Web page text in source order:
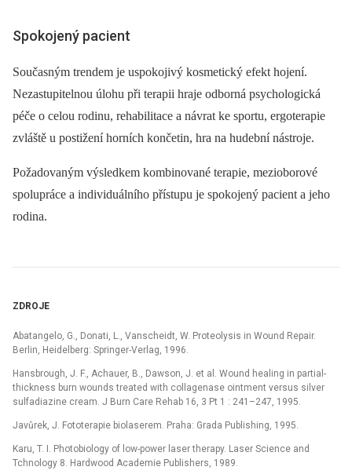
Spokojený pacient
Současným trendem je uspokojivý kosmetický efekt hojení.
Nezastupitelnou úlohu při terapii hraje odborná psychologická
péče o celou rodinu, rehabilitace a návrat ke sportu, ergoterapie
zvláště u postižení horních končetin, hra na hudební nástroje.
Požadovaným výsledkem kombinované terapie, mezioborové
spolupráce a individuálního přístupu je spokojený pacient a jeho
rodina.
ZDROJE
Abatangelo, G., Donati, L., Vanscheidt, W. Proteolysis in Wound Repair.
Berlin, Heidelberg: Springer-Verlag, 1996.
Hansbrough, J. F., Achauer, B., Dawson, J. et al. Wound healing in partial-
thickness burn wounds treated with collagenase ointment versus silver
sulfadiazine cream. J Burn Care Rehab 16, 3 Pt 1 : 241–247, 1995.
Javůrek, J. Fototerapie biolaserem. Praha: Grada Publishing, 1995.
Karu, T. I. Photobiology of low-power laser therapy. Laser Science and
Tchnology 8. Hardwood Academie Publishers, 1989.